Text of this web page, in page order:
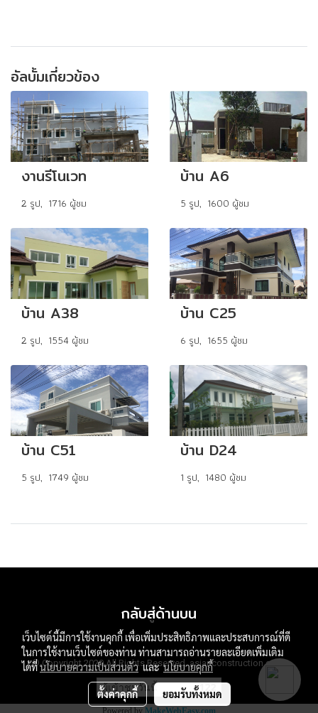
อัลบั้มเกี่ยวข้อง
งานรีโนเวท
2 รูป, 1716 ผู้ชม
บ้าน A6
5 รูป, 1600 ผู้ชม
บ้าน A38
2 รูป, 1554 ผู้ชม
บ้าน C25
6 รูป, 1655 ผู้ชม
บ้าน C51
5 รูป, 1749 ผู้ชม
บ้าน D24
1 รูป, 1480 ผู้ชม
กลับสู่ด้านบน
© Copyright 2020 All Rights Reserved. asianconstruction.co.th
ผู้เข้าชมวันนี้ 122
Powered by MakeWebEasy.com
เว็บไซต์นี้มีการใช้งานคุกกี้ เพื่อเพิ่มประสิทธิภาพและประสบการณ์ที่ดี
ในการใช้งานเว็บไซต์ของท่าน ท่านสามารถอ่านรายละเอียดเพิ่มเติม
ได้ที่นโยบายความเป็นส่วนตัวและนโยบายคุกกี้
ตั้งค่าคุกกี้ ยอมรับทั้งหมด